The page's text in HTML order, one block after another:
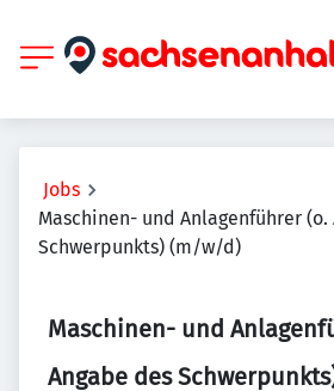
Jobs
Maschinen- und Anlagenführer (o.
Schwerpunkts) (m/w/d)
Maschinen- und
Angabe des